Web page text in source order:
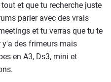
et que tu recherche juste
parler avec des vrais
et tu verras que tu te
y'a des frimeurs mais
en A3, Ds3, mini et